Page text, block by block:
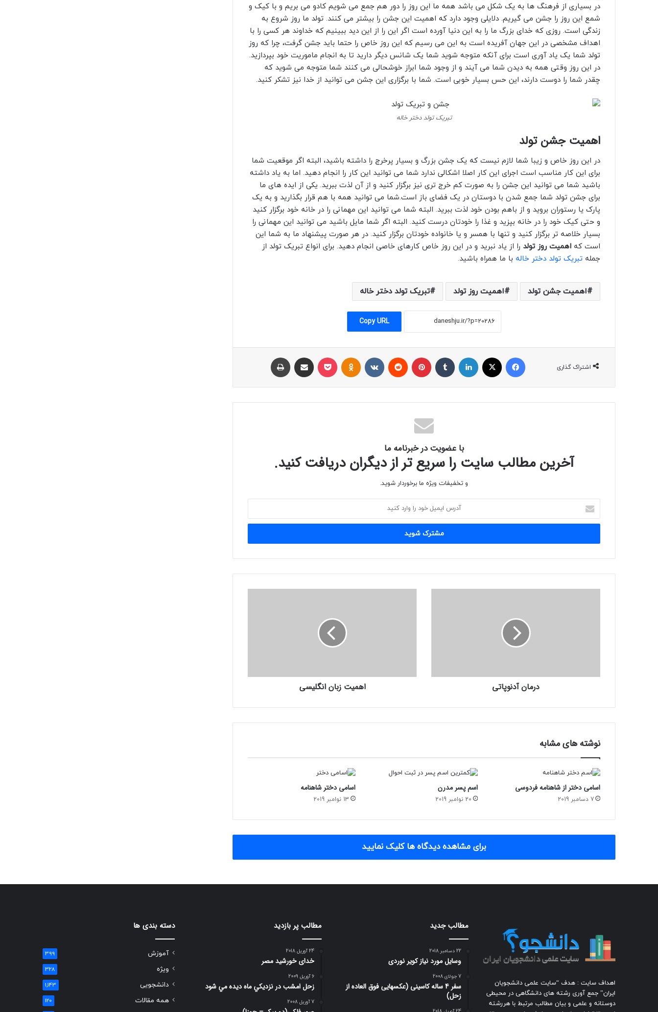
در بسیاری از فرهنگ ها به یک شکل می باشد همه ما این روز را دور هم جمع می شویم کادو می بریم و با کیک و
شمع این روز را جشن می گیریم. دلایلی وجود دارد که اهمیت این جشن را بیشتر می کنند. تولد ما روز شروع به
زندگی است. روزی که خدای بزرگ ما را به این دنیا آورده است اگر این را از این دید ببینیم که خداوند هر کسی را با
اهداف مشخصی در این جهان آفریده است به این می رسیم که این روز خاص را حتما باید جشن گرفت، چرا که روز
تولد شما یک یاد آوری است برای آنکه متوجه شوید شما یک شانس دیگر دارید تا به انجام ماموریت خود بپردازید.
در این روز وقتی همه به دیدن شما می آیند و از وجود شما ابراز خوشحالی می کنند شما متوجه می شوید که
چقدر شما را دوست دارند، این حس بسیار خوبی است. شما با برگزاری این جشن می توانید از خدا نیز تشکر کنید.
تبریک تولد دختر خاله
اهمیت جشن تولد
در این روز خاص و زیبا شما لازم نیست که یک جشن بزرگ و بسیار پرخرج را داشته باشید، البته اگر موقعیت شما
برای این کار مناسب است اجرای این کار اصلا اشکالی ندارد شما می توانید این کار را انجام دهید. اما به یاد داشته
باشید شما می توانید این جشن را به صورت کم خرج تری نیز برگزار کنید و از آن لذت ببرید. یکی از ایده های ما
برای جشن تولد شما جمع شدن با دوستان در یک فضای باز است.شما می توانید همه با هم قرار بگذارید و به یک
پارک یا رستوران بروید و از باهم بودن خود لذت ببرید. البته شما می توانید این مهمانی را در خانه خود برگزار کنید
و حتی کیک خود را در خانه بپزید و غذا را خودتان درست کنید. البته اگر شما مایل باشید می توانید این مهمانی را
بسیار خلاصه تر برگزار کنید و تنها با همسر و یا خانواده خودتان برگزار کنید. در هر صورت پیشنهاد ما به شما این
است که اهمیت روز تولد را از یاد نبرید و در این روز خاص کارهای خاصی انجام دهید. برای انواع تبریک تولد از
جمله تبریک تولد دختر خاله با ما همراه باشید.
اهمیت جشن تولد اهمیت روز تولد تبریک تولد دختر خاله
Copy URL
اشتراک گذاری
فیس بوک لینکدین ‫تامبلر ‫پین‌ترست ‫رددیت ‫VKontakte
‫Odnoklassniki
پاکت اشتراک با ایمیل
با عضویت در خبرنامه ما
آخرین مطالب سایت را سریع تر از دیگران دریافت کنید.
و تخفیفات ویژه ما برخوردار شوید.
ایمیل
خود
وارد
درمان آدنوپاتی اهمیت زبان انگلیسی
نوشته های مشابه
اسامی دختر از شاهنامه فردوسی
7 دسامبر 2019
اسم پسر مدرن
20 نوامبر 2019
اسامی دختر شاهنامه
13 نوامبر 2019
برای مشاهده دیدگاه ها کلیک نمایید
اهداف سایت : هدف “سایت علمی دانشجویان
ایران” جمع آوری رشته های دانشگاهی در محیطی
دوستانه و علمی و بیان مطالب مرتبط با هررشته
مطالب جدید
22 دسامبر 2018
وسایل مورد نیاز کویر نوردی
7 جولای 2008
سفر 4 ساله کاسینی (عکسهایی فوق العاده از
زحل)
مطالب پر بازدید
24 آوریل 2018
خدای خورشید مصر
6 آوریل 2009
زحل امشب در نزديكي ماه ديده مي شود
7 آوریل 2008
دسته بندی ها
آموزش 399
ویژه 328
دانشجویی 1,143
همه مقالات 120